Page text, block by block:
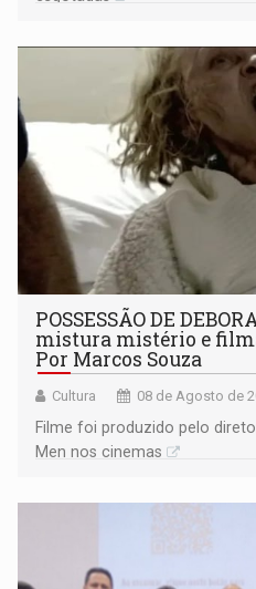
POSSESSÃO DE
mistura mistério e
Por Marcos Souza
Cultura 08 de Agosto de
Filme foi produzido pelo
Men nos cinemas